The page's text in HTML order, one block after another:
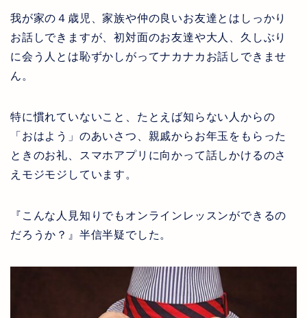
我が家の４歳児、家族や仲の良いお友達とはしっかり
お話しできますが、初対面のお友達や大人、久しぶり
に会う人とは恥ずかしがってナカナカお話しできませ
ん。
特に慣れていないこと、たとえば知らない人からの
「おはよう」のあいさつ、 親戚からお年玉をもらった
ときのお礼、スマホアプリに向かって話しかけるのさ
えモジモジしています。
『こんな人見知りでもオンラインレッスンができるの
だろうか？』半信半疑でした。